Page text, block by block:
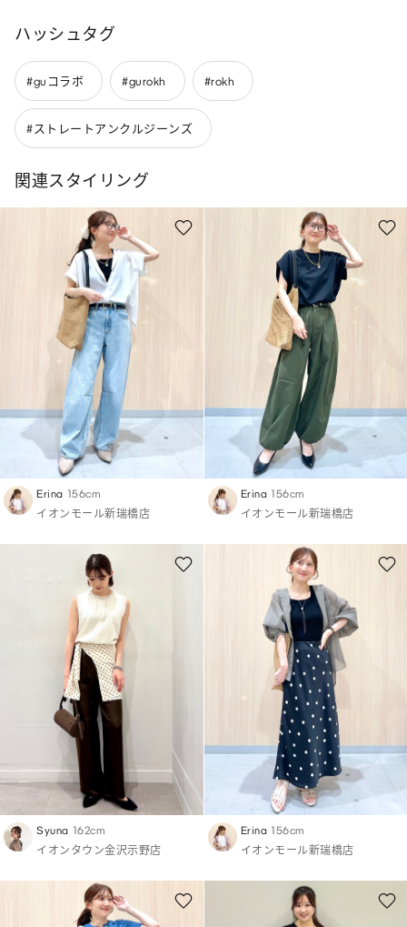
ハッシュタグ
#guコラボ #gurokh #rokh
#ストレートアンクルジーンズ
関連スタイリング
Erina 156cm
イオンモール新瑞橋店
Erina 156cm
イオンモール新瑞橋店
Syuna 162cm
イオンタウン金沢示野店
Erina 156cm
イオンモール新瑞橋店